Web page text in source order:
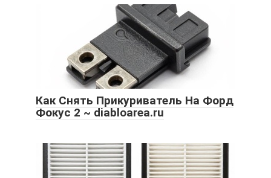
Как Снять Прикуриватель На Форд
Фокус 2 ~ diabloarea.ru